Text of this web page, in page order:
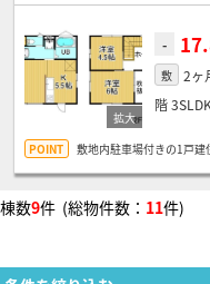
-
敷 2ヶ
階
敷地内駐車場付きの1戸
棟数9件 (総物件数： 11件)